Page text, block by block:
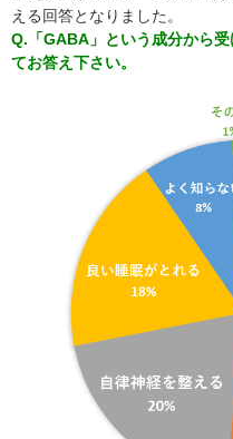
える回答となりました。
Q.「GABA」という成分から
てお答え下さい。